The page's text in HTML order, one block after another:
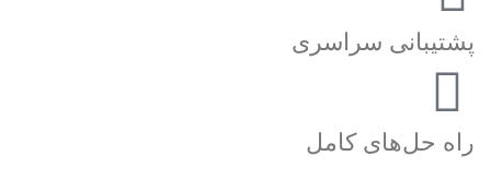
پشتیبانی سراسری
راه حل‌های کامل